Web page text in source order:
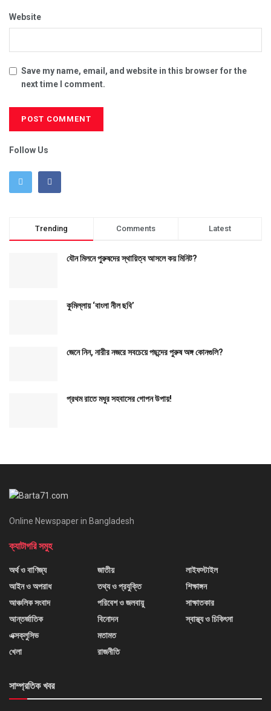
Website
Save my name, email, and website in this browser for the
next time I comment.
Follow Us
Trending Comments Latest
যৌন মিলনে পুরুষদের স্থায়িত্ব আসলে কয় মিনিট?
কুমিল্লায় ‘বাংলা নীল ছবি’
জেনে নিন, নারীর নজরে সবচেয়ে পছন্দের পুরুষ অঙ্গ কোনগুলি?
প্রথম রাতে মধুর সহবাসের গোপন উপায়!
Online Newspaper in Bangladesh
ক্যাটাগরি সমুহ
অর্থ ও বাণিজ্য
আইন ও অপরাধ
আঞ্চলিক সংবাদ
আন্তর্জাতিক
এক্সক্লুসিভ
খেলা
জাতীয়
তথ্য ও প্রযুক্তি
পরিবেশ ও জলবায়ু
বিনোদন
মতামত
রাজনীতি
লাইফস্টাইল
শিক্ষাঙ্গন
সাক্ষাতকার
স্বাস্থ্য ও চিকিৎসা
সাম্প্রতিক খবর